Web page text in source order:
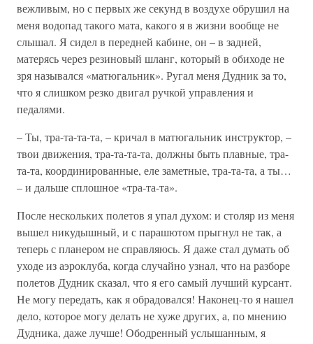
вежливым, но с первых же секунд в воздухе обрушил на
меня водопад такого мата, какого я в жизни вообще не
слышал. Я сидел в передней кабине, он – в задней,
матерясь через резиновый шланг, который в обиходе не
зря назывался «матюгальник». Ругал меня Дудник за то,
что я слишком резко двигал ручкой управления и
педалями.
– Ты, тра-та-та-та, – кричал в матюгальник инструктор, –
твои движения, тра-та-та-та, должны быть плавные, тра-
та-та, координированные, еле заметные, тра-та-та, а ты…
– и дальше сплошное «тра-та-та».
После нескольких полетов я упал духом: и столяр из меня
вышел никудышный, и с парашютом прыгнул не так, а
теперь с планером не справляюсь. Я даже стал думать об
уходе из аэроклуба, когда случайно узнал, что на разборе
полетов Дудник сказал, что я его самый лучший курсант.
Не могу передать, как я обрадовался! Наконец-то я нашел
дело, которое могу делать не хуже других, а, по мнению
Дудника, даже лучше! Ободренный услышанным, я